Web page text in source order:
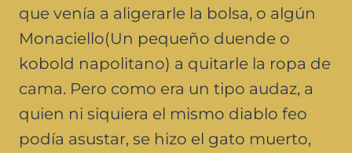
que venía a aligerarle la bolsa, o algún
Monaciello(Un pequeño duende o
kobold napolitano) a quitarle la ropa de
cama. Pero como era un tipo audaz, a
quien ni siquiera el mismo diablo feo
podía asustar, se hizo el gato muerto,